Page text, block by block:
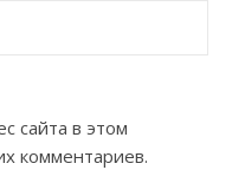
сайта в этом
комментариев.